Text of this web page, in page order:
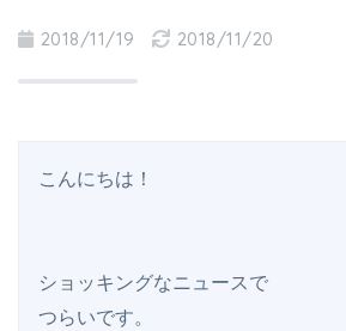
2018/11/19 2018/11/20
こんにちは！
ショッキングなニュースで
つらいです。